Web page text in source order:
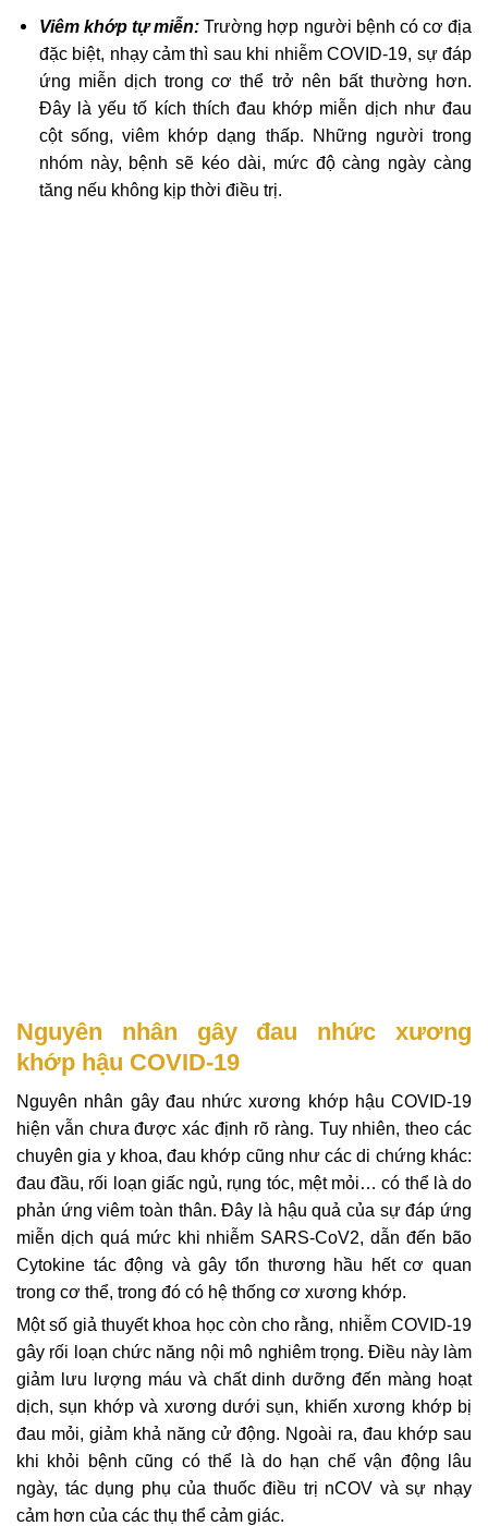
Viêm khớp tự miễn: Trường hợp người bệnh có cơ địa
đặc biệt, nhạy cảm thì sau khi nhiễm COVID-19, sự đáp
ứng miễn dịch trong cơ thể trở nên bất thường hơn.
Đây là yếu tố kích thích đau khớp miễn dịch như đau
cột sống, viêm khớp dạng thấp. Những người trong
nhóm này, bệnh sẽ kéo dài, mức độ càng ngày càng
tăng nếu không kịp thời điều trị.
Nguyên nhân gây đau nhức xương
khớp hậu COVID-19
Nguyên nhân gây đau nhức xương khớp hậu COVID-19
hiện vẫn chưa được xác định rõ ràng. Tuy nhiên, theo các
chuyên gia y khoa, đau khớp cũng như các di chứng khác:
đau đầu, rối loạn giấc ngủ, rụng tóc, mệt mỏi… có thể là do
phản ứng viêm toàn thân. Đây là hậu quả của sự đáp ứng
miễn dịch quá mức khi nhiễm SARS-CoV2, dẫn đến bão
Cytokine tác động và gây tổn thương hầu hết cơ quan
trong cơ thể, trong đó có hệ thống cơ xương khớp.
Một số giả thuyết khoa học còn cho rằng, nhiễm COVID-19
gây rối loạn chức năng nội mô nghiêm trọng. Điều này làm
giảm lưu lượng máu và chất dinh dưỡng đến màng hoạt
dịch, sụn khớp và xương dưới sụn, khiến xương khớp bị
đau mỏi, giảm khả năng cử động. Ngoài ra, đau khớp sau
khi khỏi bệnh cũng có thể là do hạn chế vận động lâu
ngày, tác dụng phụ của thuốc điều trị nCOV và sự nhạy
cảm hơn của các thụ thể cảm giác.